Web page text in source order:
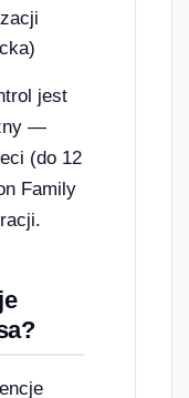
jest
—
(do 12
Family